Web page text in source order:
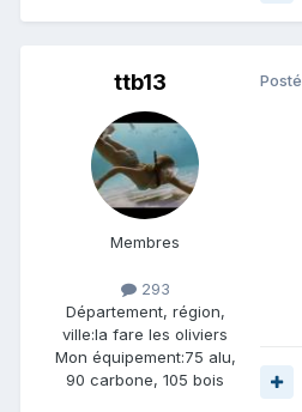
ttb13
Membres
293
Département, région,
ville:la fare les oliviers
Mon équipement:75 alu,
90 carbone, 105 bois